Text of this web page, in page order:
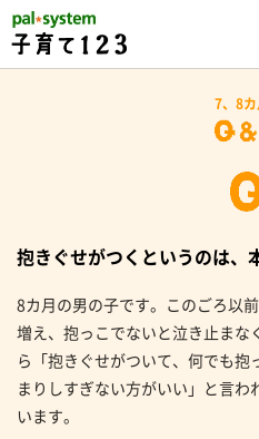
7、8カ
抱きぐせがつくというのは、
8カ月の男の子です。このごろ以
増え、抱っこでないと泣き止まな
ら「抱きぐせがついて、何でも抱
まりしすぎない方がいい」と言わ
います。